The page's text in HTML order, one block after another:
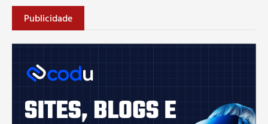
Publicidade